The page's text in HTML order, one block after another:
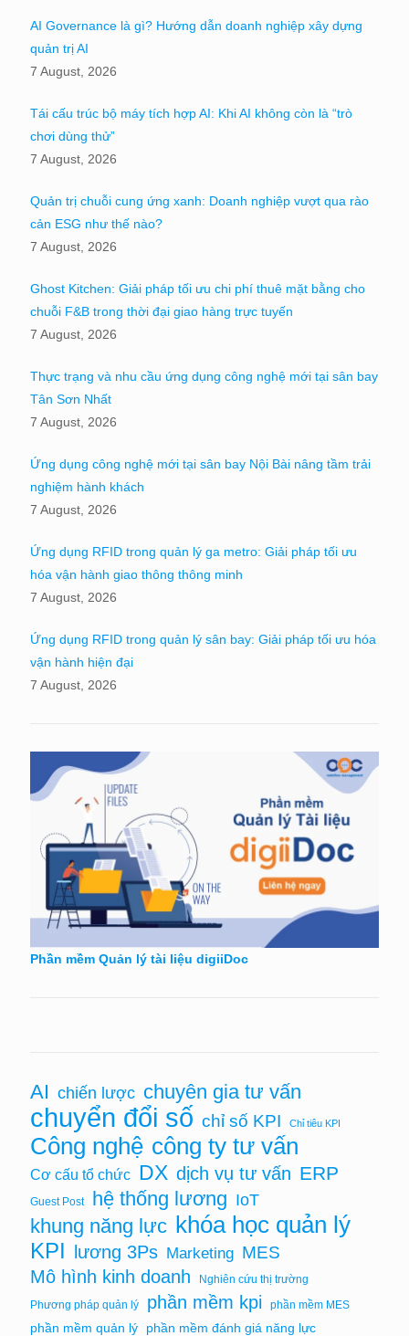
AI Governance là gì? Hướng dẫn doanh nghiệp xây dựng
quản trị AI
7 August, 2026
Tái cấu trúc bộ máy tích hợp AI: Khi AI không còn là “trò
chơi dùng thử”
7 August, 2026
Quản trị chuỗi cung ứng xanh: Doanh nghiệp vượt qua rào
cản ESG như thế nào?
7 August, 2026
Ghost Kitchen: Giải pháp tối ưu chi phí thuê mặt bằng cho
chuỗi F&B trong thời đại giao hàng trực tuyến
7 August, 2026
Thực trạng và nhu cầu ứng dụng công nghệ mới tại sân bay
Tân Sơn Nhất
7 August, 2026
Ứng dụng công nghệ mới tại sân bay Nội Bài nâng tầm trải
nghiệm hành khách
7 August, 2026
Ứng dụng RFID trong quản lý ga metro: Giải pháp tối ưu
hóa vận hành giao thông thông minh
7 August, 2026
Ứng dụng RFID trong quản lý sân bay: Giải pháp tối ưu hóa
vận hành hiện đại
7 August, 2026
Phần mềm Quản lý tài liệu digiiDoc
AI chiến lược chuyên gia tư vấn
chuyển đổi số chỉ số KPI Chỉ tiêu KPI
Công nghệ công ty tư vấn
Cơ cấu tổ chức DX dịch vụ tư vấn ERP
Guest Post hệ thống lương IoT
khung năng lực khóa học quản lý
KPI lương 3Ps Marketing MES
Mô hình kinh doanh
Nghiên cứu thị trường
Phương pháp quản lý
phần mềm kpi phần mềm MES
phần mềm quản lý phần mềm đánh giá năng lực